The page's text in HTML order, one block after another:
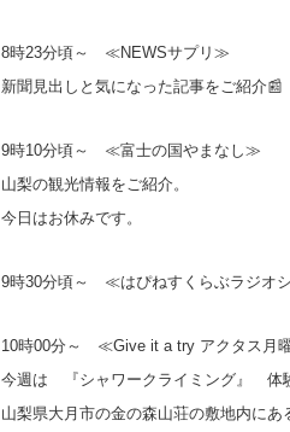
8時23分頃～ ≪NEWSサプリ≫
新聞見出しと気になった記事をご紹介📰
9時10分頃～ ≪富士の国やまなし≫
山梨の観光情報をご紹介。
今日はお休みです。
9時30分頃～ ≪はぴねすくらぶラジオ
10時00分～ ≪Give it a try アクタス月
今週は 『シャワークライミング』 体
山梨県大月市の金の森山荘の敷地内にあ